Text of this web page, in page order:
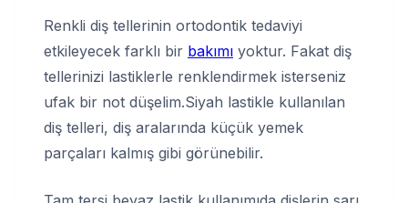
Renkli diş tellerinin ortodontik tedaviyi
etkileyecek farklı bir bakımı yoktur. Fakat diş
tellerinizi lastiklerle renklendirmek isterseniz
ufak bir not düşelim.Siyah lastikle kullanılan
diş telleri, diş aralarında küçük yemek
parçaları kalmış gibi görünebilir.